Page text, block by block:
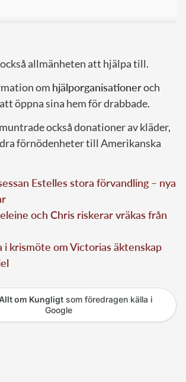
allmänheten att hjälpa till.
om hjälporganisationeroch
öppna sina hem för drabbade.
också donationer av kläder,
förnödenheter till Amerikanska
Estelles stora förvandling – nya
och Chris riskerar vräkas från
i krismöte om Victorias äktenskap
om Kungligtsom föredragen källa i
Google